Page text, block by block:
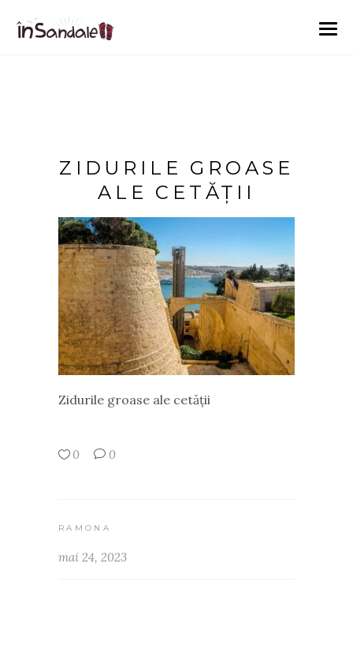
ZIDURILE GROASE
ALE CETĂȚII
Zidurile groase ale cetății
0 0
RAMONA
mai 24, 2023